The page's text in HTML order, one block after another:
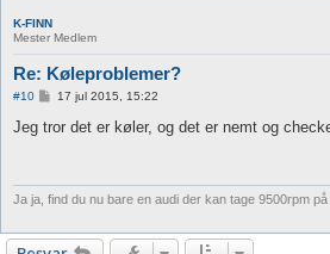
K-FINN
Mester Medlem
Re: Køleproblemer?
#10
d
17 jul 2015, 15:22
Jeg tror det er køler, og det er nemt og
Ja ja, find du nu bare en audi der kan tage 9500rpm